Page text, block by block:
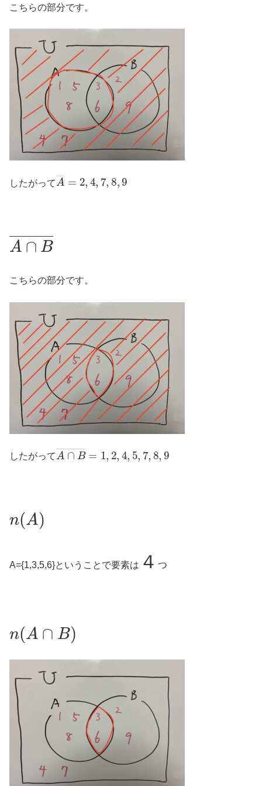
こちらの部分です。
したがって
A― =2 4 7 8, 9
A∩B―
こちらの部分です。
したがって
A∩B― 1, 2, ,5 ,7 ,8 9
(A)
A={1,3,5,6}ということで要素は ４ つ
(A ∩B )